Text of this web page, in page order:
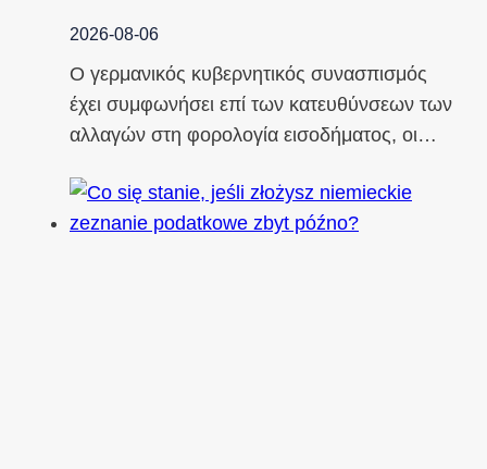
2026-08-06
Ο γερμανικός κυβερνητικός συνασπισμός
έχει συμφωνήσει επί των κατευθύνσεων των
αλλαγών στη φορολογία εισοδήματος, οι…